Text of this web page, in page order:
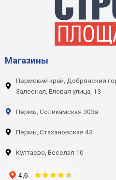
Магазины
Пермский край, Добрянский
Залесная, Еловая улица, 13
Пермь, Соликамская 303а
Пермь, Стахановская 43
Култаево, Веселая 10